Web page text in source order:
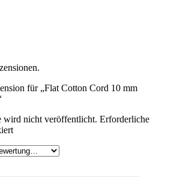
für „Flat Cotton Cord 10 mm
wird nicht veröffentlicht. Erforderliche